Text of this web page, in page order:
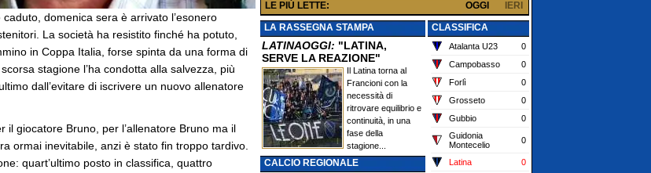
caduto, domenica sera è arrivato l’esonero
La società ha resistito finché ha potuto,
in Coppa Italia, forse spinta da una forma di
stagione l’ha condotta alla salvezza, più
dall’evitare di iscrivere un nuovo allenatore
il giocatore Bruno, per l’allenatore Bruno ma il
ormai inevitabile, anzi è stato fin troppo tardivo.
quart’ultimo posto in classifica, quattro
LE PIÙ LETTE: IERI
OGGI
LA RASSEGNA STAMPA
LATINAOGGI: "LATINA,
SERVE LA REAZIONE"
Il Latina torna al
Francioni con la
necessità di
ritrovare equilibrio e
continuità, in una
fase della
stagione...
CALCIO REGIONALE
CLASSIFICA
Atalanta U23
0
Campobasso
0
Forlì
0
Grosseto
0
Gubbio
0
Guidonia
Montecelio
0
Latina
0